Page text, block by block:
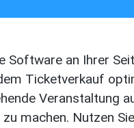
Software an Ihrer
Ticketverkauf
Veranstaltung
machen. Nutzen